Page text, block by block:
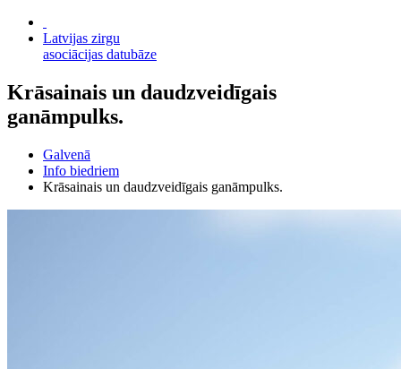
Latvijas zirgu
asociācijas datubāze
Krāsainais un daudzveidīgais
ganāmpulks.
Galvenā
Info biedriem
Krāsainais un daudzveidīgais ganāmpulks.